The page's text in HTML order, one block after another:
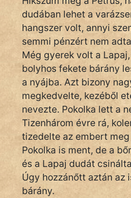
ÉLETMÓD
MAGYARSÁG
TÖRTÉNELEM
Népszerű szerzőink:
cinege
fantom
Hunor
dudában lehet a
hangszer volt, annyi
semmi pénzért nem
Még gyerek volt a
bolyhos fekete bárány
a nyájba. Azt bizony
megkedvelte, kezéből
nevezte. Pokolka lett a
Tizenhárom évre rá,
tizedelte az embert
Pokolka is ment, de a
és a Lapaj dudát
Úgy hozzánőtt aztán az
bárány.